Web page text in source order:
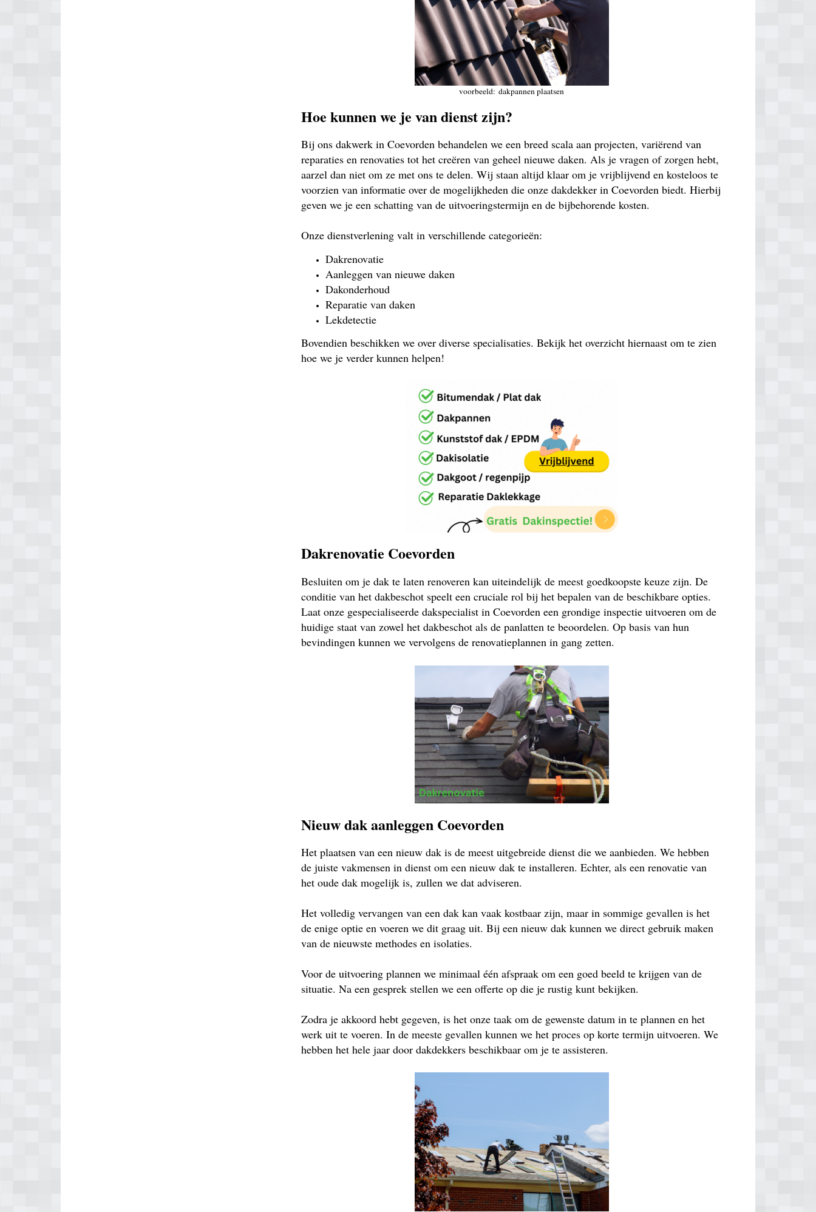
voorbeeld: dakpannen plaatsen
Hoe kunnen we je van dienst zijn?
Bij ons dakwerk in Coevorden behandelen we een breed scala aan projecten, variërend van
reparaties en renovaties tot het creëren van geheel nieuwe daken. Als je vragen of zorgen hebt,
aarzel dan niet om ze met ons te delen. Wij staan altijd klaar om je vrijblijvend en kosteloos te
voorzien van informatie over de mogelijkheden die onze dakdekker in Coevorden biedt. Hierbij
geven we je een schatting van de uitvoeringstermijn en de bijbehorende kosten.
Onze dienstverlening valt in verschillende categorieën:
Dakrenovatie
Aanleggen van nieuwe daken
Dakonderhoud
Reparatie van daken
Lekdetectie
Bovendien beschikken we over diverse specialisaties. Bekijk het overzicht hiernaast om te zien
hoe we je verder kunnen helpen!
Dakrenovatie Coevorden
Besluiten om je dak te laten renoveren kan uiteindelijk de meest goedkoopste keuze zijn. De
conditie van het dakbeschot speelt een cruciale rol bij het bepalen van de beschikbare opties.
Laat onze gespecialiseerde dakspecialist in Coevorden een grondige inspectie uitvoeren om de
huidige staat van zowel het dakbeschot als de panlatten te beoordelen. Op basis van hun
bevindingen kunnen we vervolgens de renovatieplannen in gang zetten.
Nieuw dak aanleggen Coevorden
Het plaatsen van een nieuw dak is de meest uitgebreide dienst die we aanbieden. We hebben
de juiste vakmensen in dienst om een nieuw dak te installeren. Echter, als een renovatie van
het oude dak mogelijk is, zullen we dat adviseren.
Het volledig vervangen van een dak kan vaak kostbaar zijn, maar in sommige gevallen is het
de enige optie en voeren we dit graag uit. Bij een nieuw dak kunnen we direct gebruik maken
van de nieuwste methodes en isolaties.
Voor de uitvoering plannen we minimaal één afspraak om een goed beeld te krijgen van de
situatie. Na een gesprek stellen we een offerte op die je rustig kunt bekijken.
Zodra je akkoord hebt gegeven, is het onze taak om de gewenste datum in te plannen en het
werk uit te voeren. In de meeste gevallen kunnen we het proces op korte termijn uitvoeren. We
hebben het hele jaar door dakdekkers beschikbaar om je te assisteren.